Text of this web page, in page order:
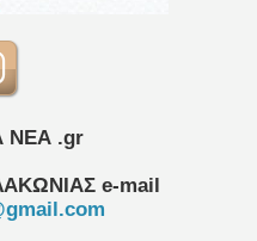
ΝΕΑ .gr
e-mail